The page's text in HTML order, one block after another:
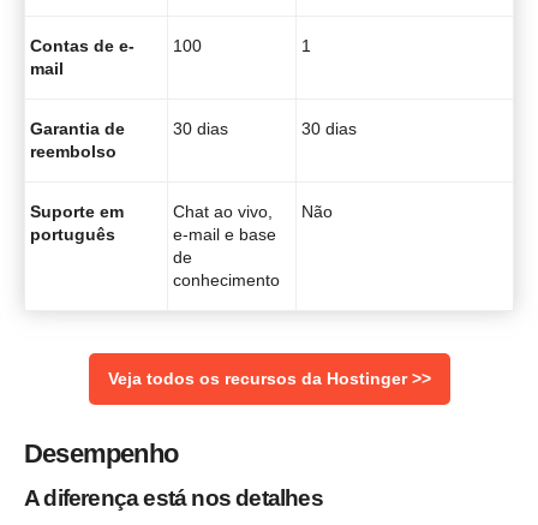
Contas de e-
mail
100 1
Garantia de
reembolso
30 dias 30 dias
Suporte em
português
Chat ao vivo,
e-mail e base
de
conhecimento
Não
Veja todos os recursos da Hostinger >>
Desempenho
A diferença está nos detalhes